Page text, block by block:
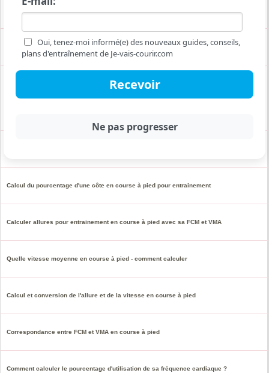
Oui, tenez-moi informé(e) des nouveaux guides, conseils,
plans d'entraînement de Je-vais-courir.com
Comment calculer le dénivelé d'un parcours en course à pied ?
Combien de temps ou quelle distance courir pour éliminer les calories de ces
Calcul du pourcentage d'une côte en course à pied pour entrainement
Calculer allures pour entrainement en course à pied avec sa FCM et VMA
Quelle vitesse moyenne en course à pied - comment calculer
Calcul et conversion de l'allure et de la vitesse en course à pied
Correspondance entre FCM et VMA en course à pied
Comment calculer le pourcentage d'utilisation de sa fréquence cardiaque ?